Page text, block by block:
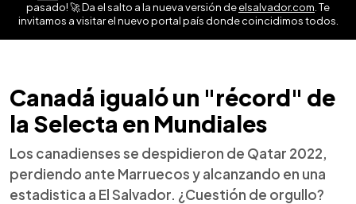
pasado! 🚀 Da el salto a la nueva versión deelsalvador.com . Te
invitamos a visitar el nuevo portal país donde coincidimos todos.
Canadá igualó un "récord" de
la Selecta en Mundiales
Los canadienses se despidieron de Qatar 2022,
perdiendo ante Marruecos y alcanzando en una
estadistica a El Salvador. ¿Cuestión de orgullo?